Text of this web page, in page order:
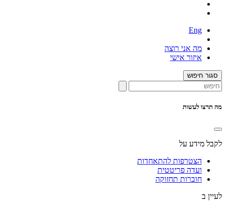
Eng
מה אני רוצה
איזור אישי
סגור חיפוש
מה תרצו לעשות
לקבל מידע על
הצטרפות להתאחדות
ועדה פריטטית
חוברות תחזוקה
לעיין ב